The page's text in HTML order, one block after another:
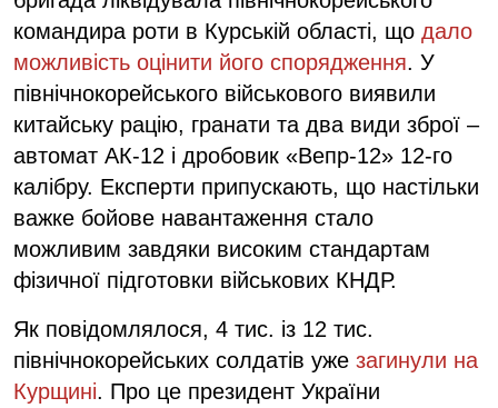
командира роти в Курській області, що дало
можливість оцінити його спорядження. У
північнокорейського військового виявили
китайську рацію, гранати та два види зброї –
автомат АК-12 і дробовик «Вепр-12» 12-го
калібру. Експерти припускають, що настільки
важке бойове навантаження стало
можливим завдяки високим стандартам
фізичної підготовки військових КНДР.
Як повідомлялося, 4 тис. із 12 тис.
північнокорейських солдатів уже загинули на
Курщині. Про це президент України